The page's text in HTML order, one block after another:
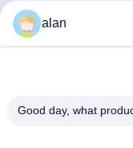
alan
Good day, what